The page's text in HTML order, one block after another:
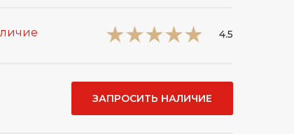
4.5
ЗАПРОСИТЬ НАЛИЧИЕ